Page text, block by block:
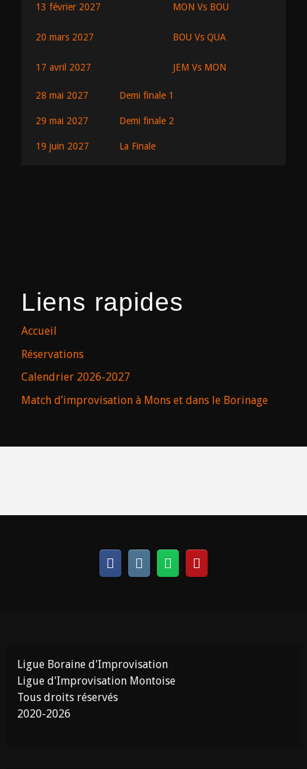
13 février 2027 MON Vs BOU
20 mars 2027 BOU Vs QUA
17 avril 2027 JEM Vs MON
28 mai 2027 Demi finale 1
29 mai 2027 Demi finale 2
19 juin 2027 La Finale
Liens rapides
Accueil
Réservations
Calendrier 2026-2027
Match d’improvisation à Mons et dans le Borinage
Ligue Boraine d'Improvisation
Ligue d'Improvisation Montoise
Tous droits réservés
2020-2026